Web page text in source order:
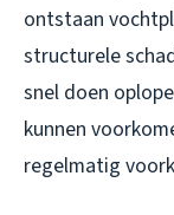
ontstaan
structurele
snel doen
kunnen
regelmatig